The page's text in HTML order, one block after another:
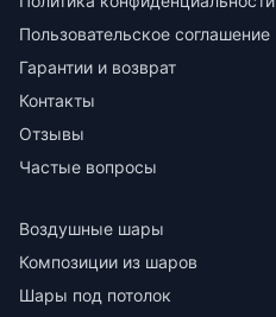
Пользовательское соглашение
Гарантии и возврат
Контакты
Отзывы
Частые вопросы
Воздушные шары
Композиции из шаров
Шары под потолок